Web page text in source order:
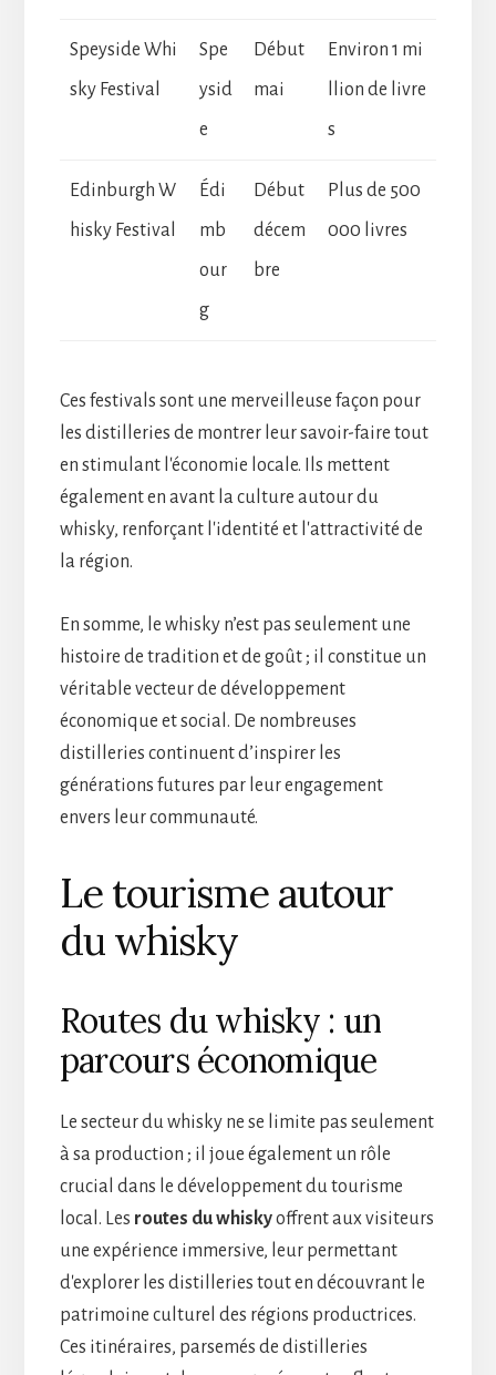
Speyside Whi
sky Festival
Spe
ysid
e
Début
mai
Environ 1 mi
llion de livre
s
Edinburgh W
hisky Festival
Édi
mb
our
g
Début
décem
bre
Plus de 500
000 livres
Ces festivals sont une merveilleuse façon pour
les distilleries de montrer leur savoir-faire tout
en stimulant l'économie locale. Ils mettent
également en avant la culture autour du
whisky, renforçant l'identité et l'attractivité de
la région.
En somme, le whisky n’est pas seulement une
histoire de tradition et de goût ; il constitue un
véritable vecteur de développement
économique et social. De nombreuses
distilleries continuent d’inspirer les
générations futures par leur engagement
envers leur communauté.
Le tourisme autour
du whisky
Routes du whisky : un
parcours économique
Le secteur du whisky ne se limite pas seulement
à sa production ; il joue également un rôle
crucial dans le développement du tourisme
local. Les routes du whiskyoffrent aux visiteurs
une expérience immersive, leur permettant
d'explorer les distilleries tout en découvrant le
patrimoine culturel des régions productrices.
Ces itinéraires, parsemés de distilleries